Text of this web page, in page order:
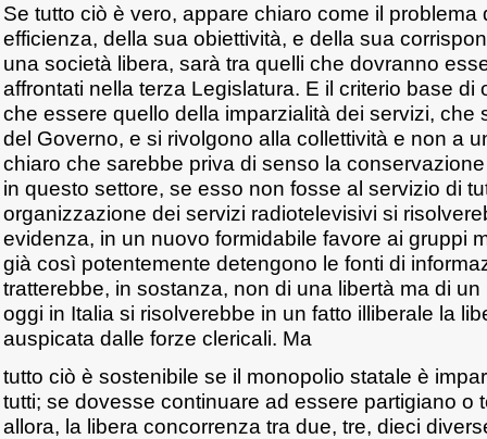
Se tutto ciò è vero, appare chiaro come il problema
efficienza, della sua obiettività, e della sua
una società libera, sarà tra quelli che dovranno
affrontati nella terza Legislatura. E il criterio base di
che essere quello della imparzialità dei servizi, che
del Governo, e si rivolgono alla collettività e non a
chiaro che sarebbe priva di senso la
in questo settore, se esso non fosse al servizio di
organizzazione dei servizi radiotelevisivi si
evidenza, in un nuovo formidabile favore ai gruppi
già così potentemente detengono le fonti di
tratterebbe, in sostanza, non di una libertà ma di
oggi in Italia si risolverebbe in un fatto illiberale la
auspicata dalle forze clericali. Ma
tutto ciò è sostenibile se il monopolio statale è
tutti; se dovesse continuare ad essere partigiano o
allora, la libera concorrenza tra due, tre, dieci